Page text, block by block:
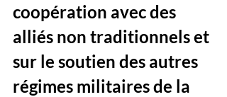
coopération avec des
alliés non traditionnels et
sur le soutien des autres
régimes militaires de la